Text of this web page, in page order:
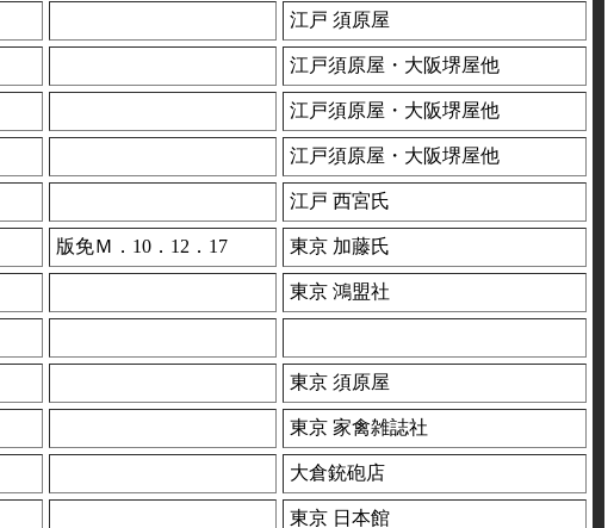
江戸 須原屋
江戸須原屋・大阪堺屋他
江戸須原屋・大阪堺屋他
江戸須原屋・大阪堺屋他
江戸 西宮氏
版免Ｍ．10．12．17 東京 加藤氏
東京 鴻盟社
東京 須原屋
東京 家禽雑誌社
大倉銃砲店
東京 日本館